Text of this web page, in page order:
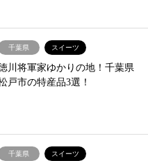
千葉県 スイーツ
川将軍家ゆかりの地！千葉県
戸市の特産品3選！
千葉県 スイーツ